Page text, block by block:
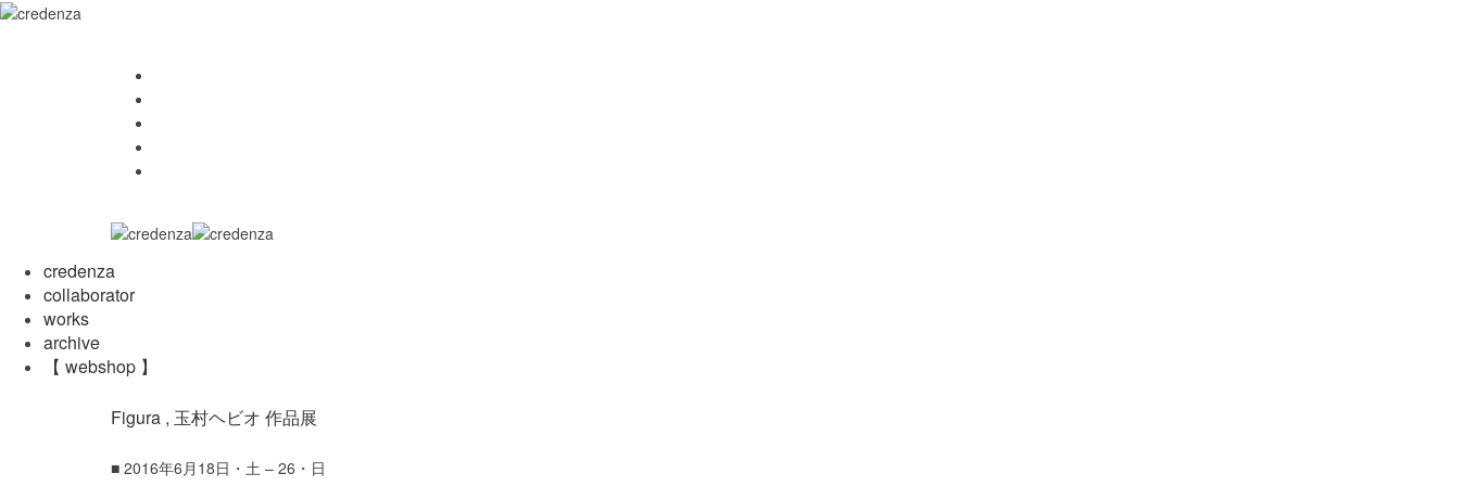
credenza
collaborator
works
archive
【 webshop 】
Figura , 玉村ヘビオ 作品展
■ 2016年6月18日・土 – 26・日